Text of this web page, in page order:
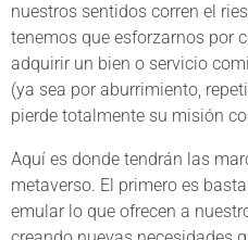
nuestros sentidos corren el
tenemos que esforzarnos por
adquirir un bien o servicio
(ya sea por aburrimiento,
pierde totalmente su misión
Aquí es donde tendrán las
metaverso. El primero es
emular lo que ofrecen a